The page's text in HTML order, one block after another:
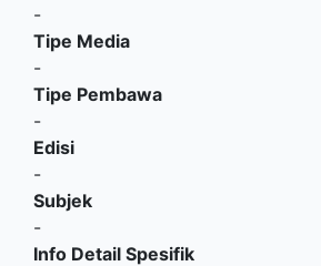
-
Tipe Media
-
Tipe Pembawa
-
Edisi
-
Subjek
-
Info Detail Spesifik